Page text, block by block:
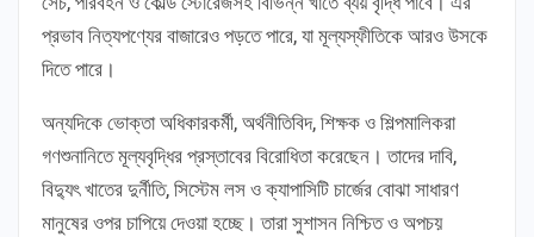
প্রভাব নিত্যপণ্যের বাজারেও পড়তে পারে, যা মূল্যস্ফীতিকে আরও উসকে
দিতে পারে।
অন্যদিকে ভোক্তা অধিকারকর্মী, অর্থনীতিবিদ, শিক্ষক ও শিল্পমালিকরা
গণশুনানিতে মূল্যবৃদ্ধির প্রস্তাবের বিরোধিতা করেছেন। তাদের দাবি,
বিদ্যুৎ খাতের দুর্নীতি, সিস্টেম লস ও ক্যাপাসিটি চার্জের বোঝা সাধারণ
মানুষের ওপর চাপিয়ে দেওয়া হচ্ছে। তারা সুশাসন নিশ্চিত ও অপচয়